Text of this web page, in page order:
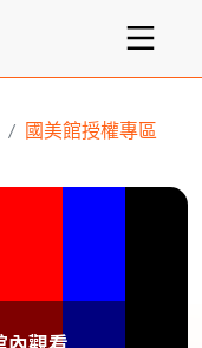
國美館授權專區